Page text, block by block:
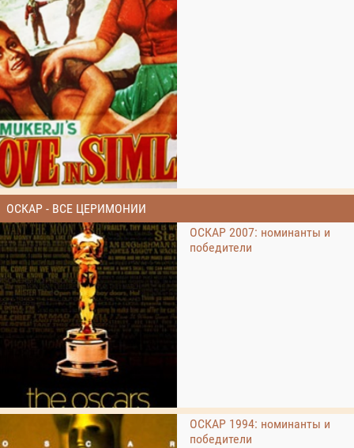
ОСКАР - ВСЕ ЦЕРИМОНИИ
ОСКАР 2007: номинанты и
победители
ОСКАР 1994: номинанты и
победители